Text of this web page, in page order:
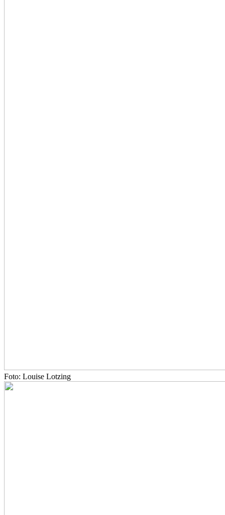
Foto: Louise Lotzing